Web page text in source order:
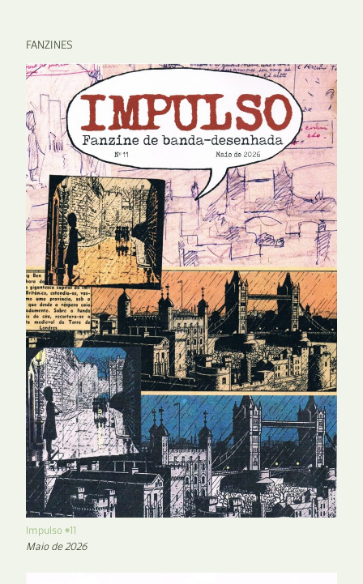
FANZINES
Impulso #11
Maio de 2026